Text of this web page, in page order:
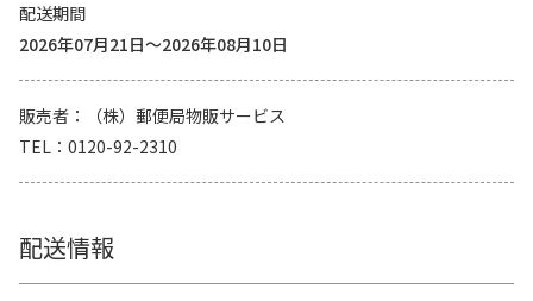
配送期間
2026年07月21日～2026年08月10日
販売者
（株）郵便局物販サービス
TEL
0120-92-2310
配送情報